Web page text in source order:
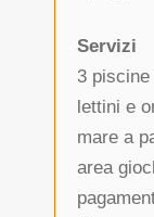
Servizi
3
lettini e
mare a
area